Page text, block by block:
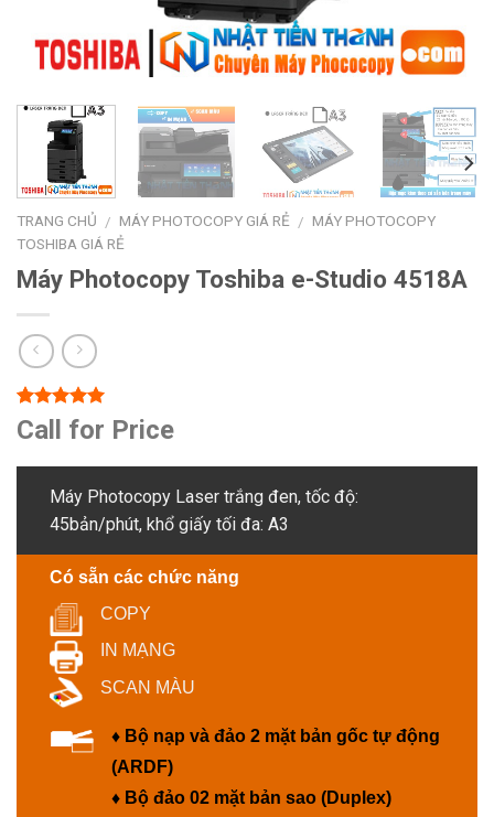
TRANG CHỦ / MÁY PHOTOCOPY GIÁ RẺ / MÁY PHOTOCOPY
TOSHIBA GIÁ RẺ
Máy Photocopy Toshiba e-Studio 4518A
5.00trên 5
dựa trên
1
Call for Price
Máy Photocopy Laser trắng đen, tốc độ:
45bản/phút, khổ giấy tối đa: A3
Có sẵn các chức năng
COPY
IN MẠNG
SCAN MÀU
♦ Bộ nạp và đảo 2 mặt bản gốc tự động
(ARDF)
♦ Bộ đảo 02 mặt bản sao (Duplex)